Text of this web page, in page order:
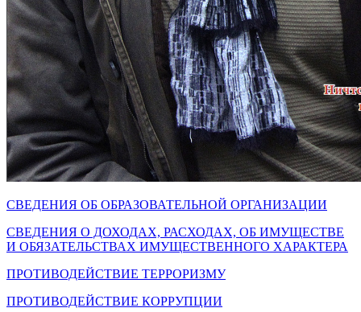
СВЕДЕНИЯ ОБ ОБРАЗОВАТЕЛЬНОЙ ОРГАНИЗАЦИИ
СВЕДЕНИЯ О ДОХОДАХ, РАСХОДАХ, ОБ ИМУЩЕСТВЕ
И ОБЯЗАТЕЛЬСТВАХ ИМУЩЕСТВЕННОГО ХАРАКТЕРА
ПРОТИВОДЕЙСТВИЕ ТЕРРОРИЗМУ
ПРОТИВОДЕЙСТВИЕ КОРРУПЦИИ